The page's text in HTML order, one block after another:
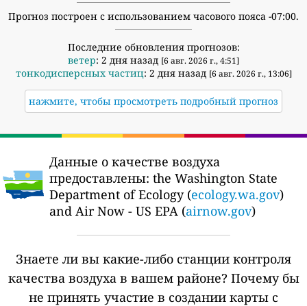
Прогноз построен с использованием часового пояса -07:00.
Последние обновления прогнозов:
ветер: 2 дня назад [6 авг. 2026 г., 4:51]
тонкодисперсных частиц: 2 дня назад [6 авг. 2026 г., 13:06]
нажмите, чтобы просмотреть подробный прогноз
Данные о качестве воздуха
предоставлены: the Washington State
Department of Ecology (ecology.wa.gov)
and Air Now - US EPA (airnow.gov)
Знаете ли вы какие-либо станции контроля
качества воздуха в вашем районе? Почему бы
не принять участие в создании карты с